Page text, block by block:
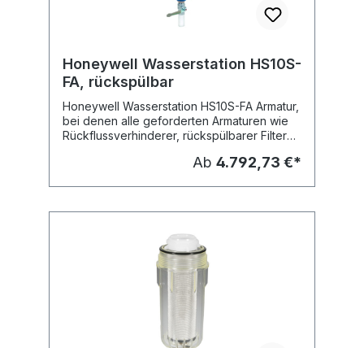
Honeywell Wasserstation HS10S-
FA, rückspülbar
Honeywell Wasserstation HS10S-FA Armatur,
bei denen alle geforderten Armaturen wie
Rückflussverhinderer, rückspülbarer Filter
Werkstoffe: - Rückflussverhinderer,
Filterglocke aus Rotguss, - Filtersieb:
Grauguss, innen und außen
pulverbeschichtet Filtertyp: rückspülbar
Filterfeinheit: 100 my Stat. Druck: PN16
Rohranschluss: Flanschanschluss Fabrikat:
Honeywell Typ: HS10S-FA Lieferbare
Dimensionen: Typ: HS10S-65FA, Nennweite:
DN 65, kvs-Wert: 47 m³/h HS10S-80FA,
Nennweite: DN 80, kvs-Wert: 70 m³/h
Ab 4.792,73 €*